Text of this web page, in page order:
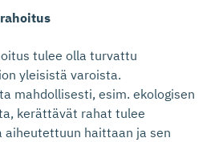
tulee olla turvattu
yleisistä varoista.
mahdollisesti, esim. ekologisen
kerättävät rahat tulee
aiheutettuun haittaan ja sen